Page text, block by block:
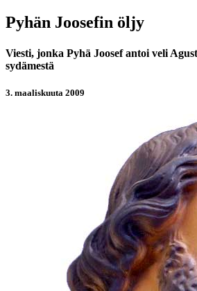
Pyhän Joosefin öljy
Viesti, jonka Pyhä Joosef antoi veli
sydämestä
3. maaliskuuta 2009